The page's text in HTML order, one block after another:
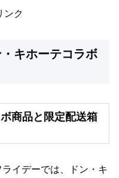
ンク
キホーテコラボ
商品と限定配送箱
イデーでは、ドン・キ